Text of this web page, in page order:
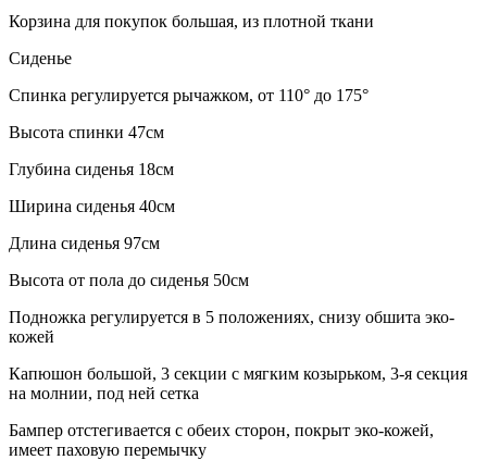
Корзина для покупок большая, из плотной ткани
Сиденье
Спинка регулируется рычажком, от 110° до 175°
Высота спинки 47см
Глубина сиденья 18см
Ширина сиденья 40см
Длина сиденья 97см
Высота от пола до сиденья 50см
Подножка регулируется в 5 положениях, снизу обшита эко-
кожей
Капюшон большой, 3 секции с мягким козырьком, 3-я секция
на молнии, под ней сетка
Бампер отстегивается с обеих сторон, покрыт эко-кожей,
имеет паховую перемычку